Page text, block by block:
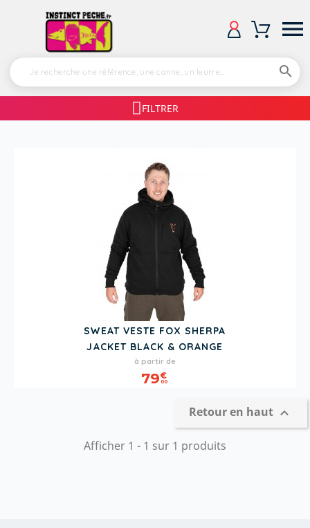


FILTRER
SWEAT VESTE FOX SHERPA
JACKET BLACK & ORANGE
Prix
à partir de
79€
00
Retour en haut 
Afficher 1 - 1 sur 1 produits